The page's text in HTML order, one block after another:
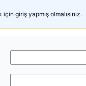
giriş yapmış olmalısınız.